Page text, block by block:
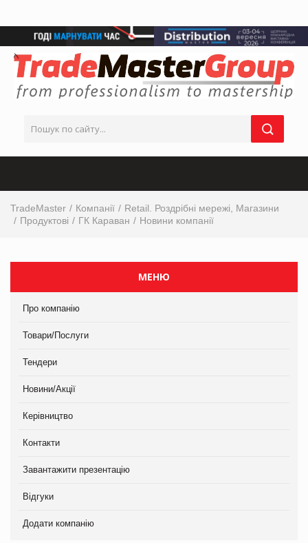
TradeMaster Компанії
Retail. Роздрібні мережі, Магазини
Продуктові
ГК Караван Новини компанії
МЕНЮ
Про компанію
Товари/Послуги
Тендери
Новини/Акції
Керівництво
Контакти
Завантажити презентацію
Відгуки
Додати компанію